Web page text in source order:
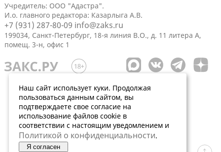
Учредитель: ООО "Адастра".
И.о. главного редактора: Казарлыга А.В.
+7 (931) 287-80-09 info@zaks.ru
199034, Санкт-Петербург, 18-я линия В.О., д. 11 литера А,
помещ. 3-н, офис 1
Наш сайт использует куки. Продолжая
пользоваться данным сайтом, вы
подтверждаете свое согласие на
использование файлов cookie в
соответствии с настоящим уведомлением и
Политикой о конфиденциальности.
Я согласен